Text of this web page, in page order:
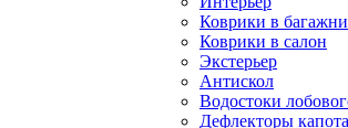
Коврики в
Коврики в салон
Экстерьер
Антискол
Водостоки
Дефлекторы капота